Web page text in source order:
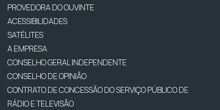
PROVEDORA DO OUVINTE
ACESSIBILIDADES
SATÉLITES
A EMPRESA
CONSELHO GERAL INDEPENDENTE
CONSELHO DE OPINIÃO
CONTRATO DE CONCESSÃO DO SERVIÇO PÚBLICO DE
RÁDIO E TELEVISÃO